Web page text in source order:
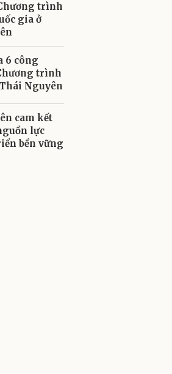
trình
gia ở
6 công
trình
Nguyên
cam kết
lực
bền vững